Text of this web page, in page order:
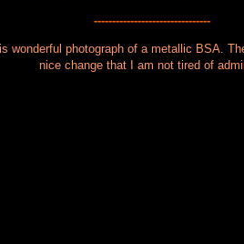
--------------------------------
wonderful photograph of a metallic BSA.
nice change that I am not tired of